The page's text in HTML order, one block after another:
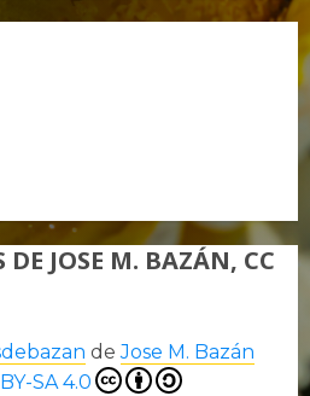
JOSE M. BAZÁN, CC
deJose M. Bazán
SA 4.0